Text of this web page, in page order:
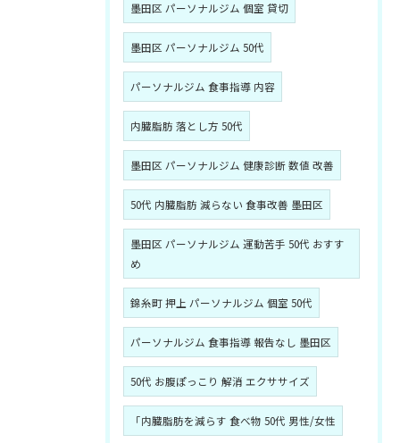
墨田区 パーソナルジム 個室 貸切
墨田区 パーソナルジム 50代
パーソナルジム 食事指導 内容
内臓脂肪 落とし方 50代
墨田区 パーソナルジム 健康診断 数値 改善
50代 内臓脂肪 減らない 食事改善 墨田区
墨田区 パーソナルジム 運動苦手 50代 おすす
め
錦糸町 押上 パーソナルジム 個室 50代
パーソナルジム 食事指導 報告なし 墨田区
50代 お腹ぽっこり 解消 エクササイズ
「内臓脂肪を減らす 食べ物 50代 男性/女性